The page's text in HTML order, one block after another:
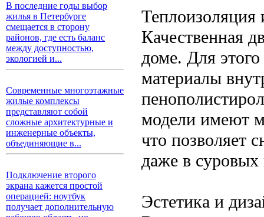
В последние годы выбор
жилья в Петербурге
смещается в сторону
районов, где есть баланс
между доступностью,
экологией и...
Современные многоэтажные
жилые комплексы
представляют собой
сложные архитектурные и
инженерные объекты,
объединяющие в...
Подключение второго
экрана кажется простой
операцией: ноутбук
получает дополнительную
Теплоизоляция
Качественная
доме. Для
материалы
модели имеют
что позволяет
даже в суровых
Эстетика и